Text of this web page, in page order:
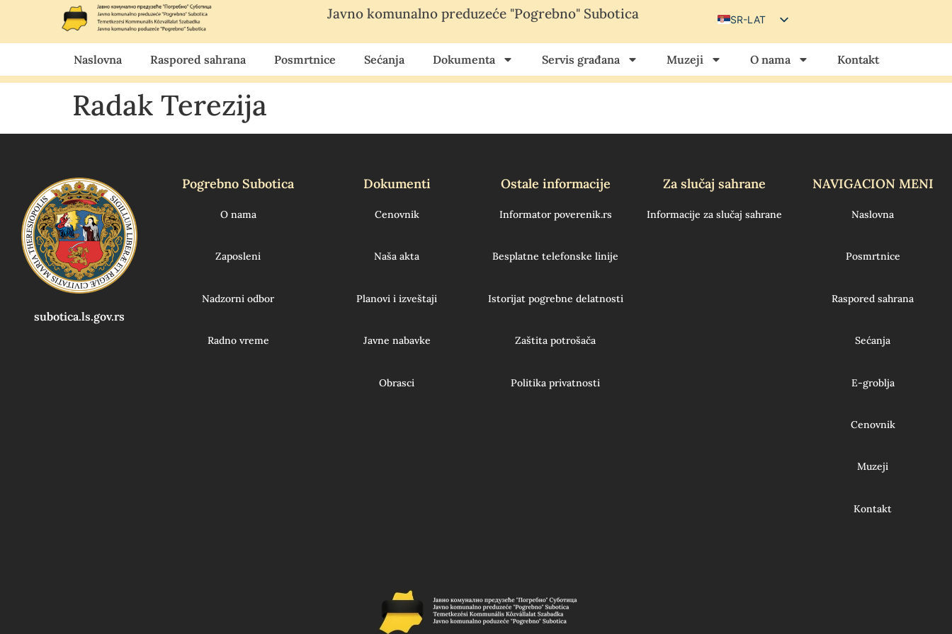
Javno komunalno preduzeće "Pogrebno" Subotica
SR-LAT
SR-CIR
Naslovna Raspored sahrana Posmrtnice Sećanja Dokumenta Servis građana Muzeji O nama Kontakt
Radak Terezija
subotica.ls.gov.rs
Pogrebno Subotica
O nama
Zaposleni
Nadzorni odbor
Radno vreme
Dokumenti
Cenovnik
Naša akta
Planovi i izveštaji
Javne nabavke
Obrasci
Ostale informacije
Informator poverenik.rs
Besplatne telefonske linije
Istorijat pogrebne delatnosti
Zaštita potrošača
Politika privatnosti
Za slučaj sahrane
Informacije za slučaj sahrane
NAVIGACION MENI
Naslovna
Posmrtnice
Raspored sahrana
Sećanja
E-groblja
Cenovnik
Muzeji
Kontakt